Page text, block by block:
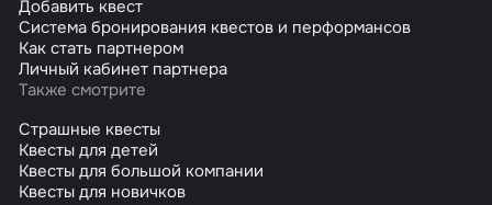
Добавить квест
Система бронирования квестов и перформансов
Как стать партнером
Личный кабинет партнера
Также смотрите
Страшные квесты
Квесты для детей
Квесты для большой компании
Квесты для новичков